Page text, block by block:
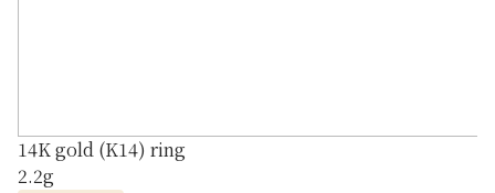
14K gold (K14) ring
2.2g